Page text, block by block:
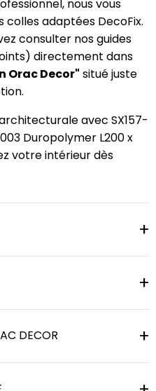
nous vous
adaptées DecoFix.
consulter nos guides
directement dans
Orac Decor" situé juste
avec SX157-
Duropolymer L200 x
votre intérieur dès
DECOR